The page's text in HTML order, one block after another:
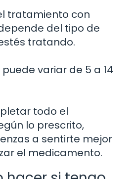
tratamiento con
del tipo de
tratando.
variar de 5 a 14
todo el
lo prescrito,
a sentirte mejor
el medicamento.